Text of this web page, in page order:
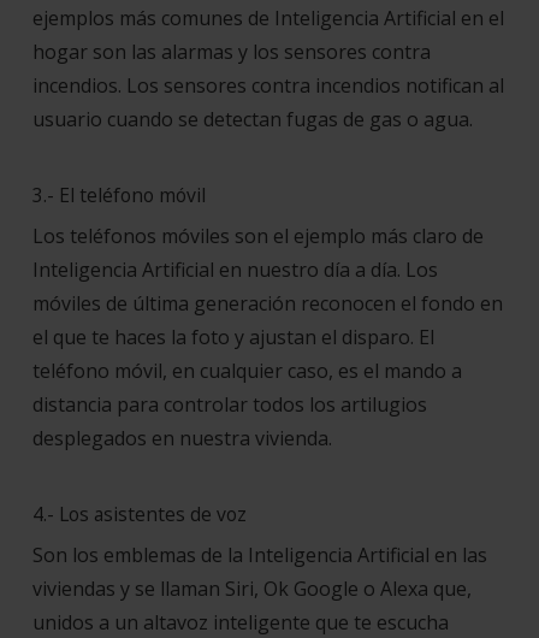
ejemplos más comunes de Inteligencia Artificial en el
hogar son las alarmas y los sensores contra
incendios. Los sensores contra incendios notifican al
usuario cuando se detectan fugas de gas o agua.
3.- El teléfono móvil
Los teléfonos móviles son el ejemplo más claro de
Inteligencia Artificial en nuestro día a día. Los
móviles de última generación reconocen el fondo en
el que te haces la foto y ajustan el disparo. El
teléfono móvil, en cualquier caso, es el mando a
distancia para controlar todos los artilugios
desplegados en nuestra vivienda.
4.- Los asistentes de voz
Son los emblemas de la Inteligencia Artificial en las
viviendas y se llaman Siri, Ok Google o Alexa que,
unidos a un altavoz inteligente que te escucha